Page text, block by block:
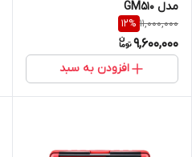
مدل GM510
11,000,000
12%
9,600,000
افزودن به سبد